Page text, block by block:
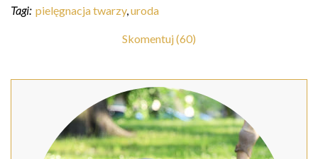
Tagi: pielęgnacja twarzy, uroda
Skomentuj (60)